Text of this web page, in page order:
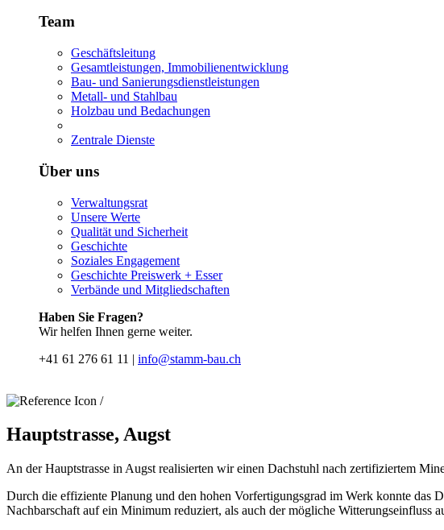
Team
Geschäftsleitung
Gesamtleistungen, Immobilienentwicklung
Bau- und Sanierungsdienstleistungen
Metall- und Stahlbau
Holzbau und Bedachungen
Zentrale Dienste
Über uns
Verwaltungsrat
Unsere Werte
Qualität und Sicherheit
Geschichte
Soziales Engagement
Geschichte Preiswerk + Esser
Verbände und Mitgliedschaften
Haben Sie Fragen?
Wir helfen Ihnen gerne weiter.
+41 61 276 61 11 | info@stamm-bau.ch
/
Hauptstrasse, Augst
An der Hauptstrasse in Augst realisierten wir einen Dachstuhl nach zertifiziertem
Durch die effiziente Planung und den hohen Vorfertigungsgrad im Werk konnte das
Nachbarschaft auf ein Minimum reduziert, als auch der mögliche Witterungseinfluss